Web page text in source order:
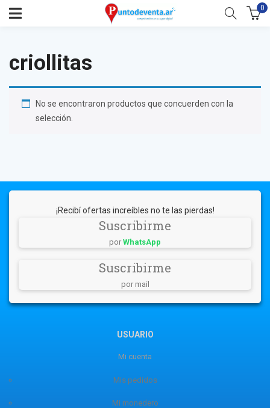
0
criollitas
No se encontraron productos que concuerden con la
selección.
¡Recibí ofertas increíbles no te las pierdas!
Suscribirme
por WhatsApp
Suscribirme
por mail
USUARIO
Mi cuenta
Mis pedidos
Mi monedero